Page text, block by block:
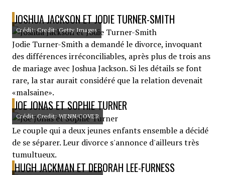
JOSHUA JACKSON ET JODIE TURNER-SMITH
Crédit: Credit: Getty Images
Jodie Turner-Smith a demandé le divorce, invoquant
des différences irréconciliables, après plus de trois ans
de mariage avec Joshua Jackson. Si les détails se font
rare, la star aurait considéré que la relation devenait
«malsaine».
JOE JONAS ET SOPHIE TURNER
Crédit: Credit: WENN/COVER
Le couple qui a deux jeunes enfants ensemble a décidé
de se séparer. Leur divorce s'annonce d'ailleurs très
tumultueux.
HUGH JACKMAN ET DEBORAH LEE-FURNESS